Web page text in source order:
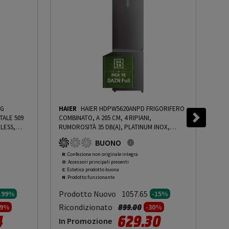
509
L
da
HAIER HAIER HDPW5620ANPD FRIGORIFERO
COMBINATO, A 205 CM, 4 RIPIANI,
RUMOROSITÀ 35 DB(A), PLATINUM INOX,
CLASSE A, ABBONAMENTO DAZN FULL 6 MESI
INCLUSO - PRMG GRADING ROCN - 15%
PRMG GRADING ROCN - 15%
BUONO
R: Confezione non originale integra
O: Accessori principali presenti
C: Estetica prodotto buona
N: Prodotto funzionante
Prodotto Nuovo 1057.65 -15%
Ricondizionato Prezzo ridotto da
899.00a-30%
In Promozione 629.30